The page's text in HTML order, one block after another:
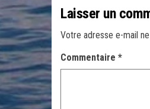
Laisser un
Votre adresse e-mail
Commentaire *